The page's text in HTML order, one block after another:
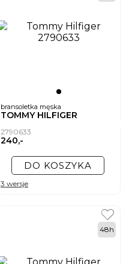
bransoletka męska
TOMMY HILFIGER
2790633
240,-
DO KOSZYKA
3 wersje
48h